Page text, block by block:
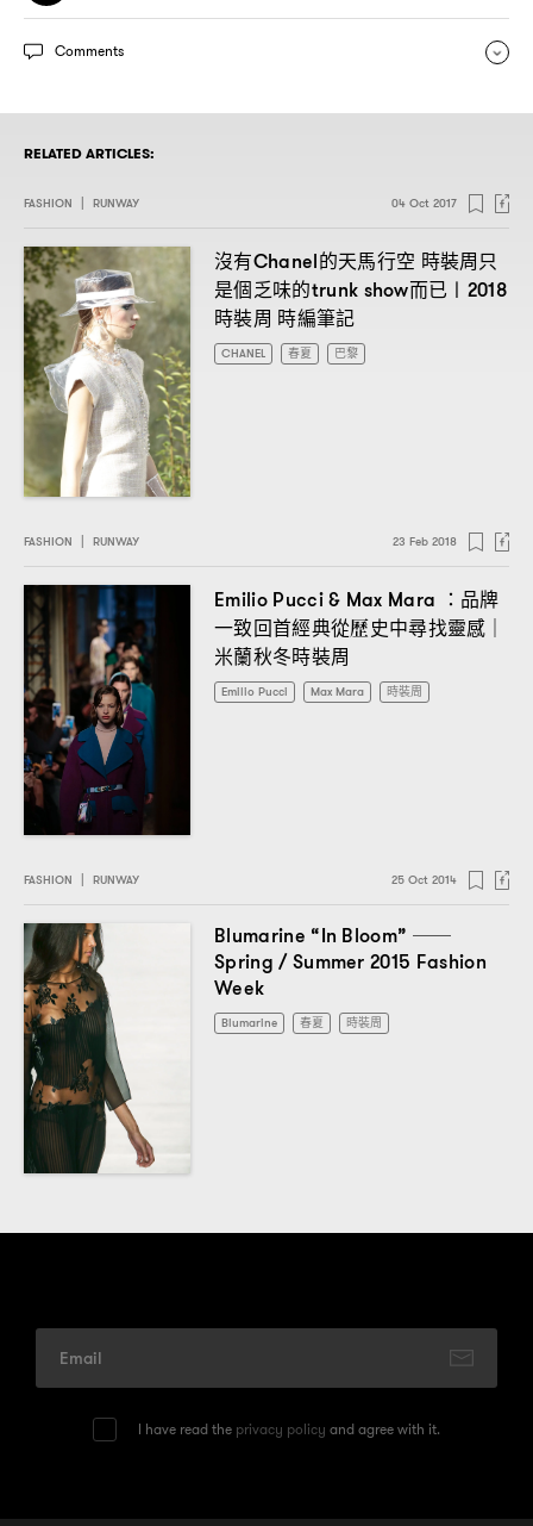
Comments
RELATED ARTICLES:
FASHION | RUNWAY 04 Oct 2017
沒有Chanel的天馬行空 時裝周只
是個乏味的trunk show而已〡 2018
時裝周 時編筆記
CHANEL 春夏 巴黎
FASHION | RUNWAY 23 Feb 2018
Emilio Pucci & Max Mara ： 品牌
一致回首經典從歷史中尋找靈感
米蘭秋冬時裝周
Emilio Pucci Max Mara 時裝周
FASHION RUNWAY 25 Oct 2014
Blumarine “In Bloom” ──
Spring / Summer 2015 Fashion
Week
Blumarine 春夏 時裝周
I have read the privacy policy and agree with it.